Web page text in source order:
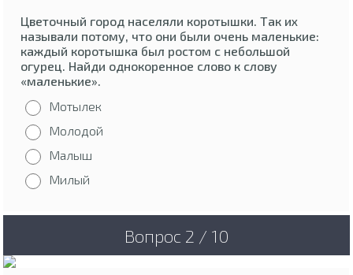
Цветочный город населяли коротышки. Так их
называли потому, что они были очень маленькие:
каждый коротышка был ростом с небольшой
огурец. Найди однокоренное слово к слову
«маленькие».
Мотылек
Молодой
Малыш
Милый
Вопрос 2 / 10